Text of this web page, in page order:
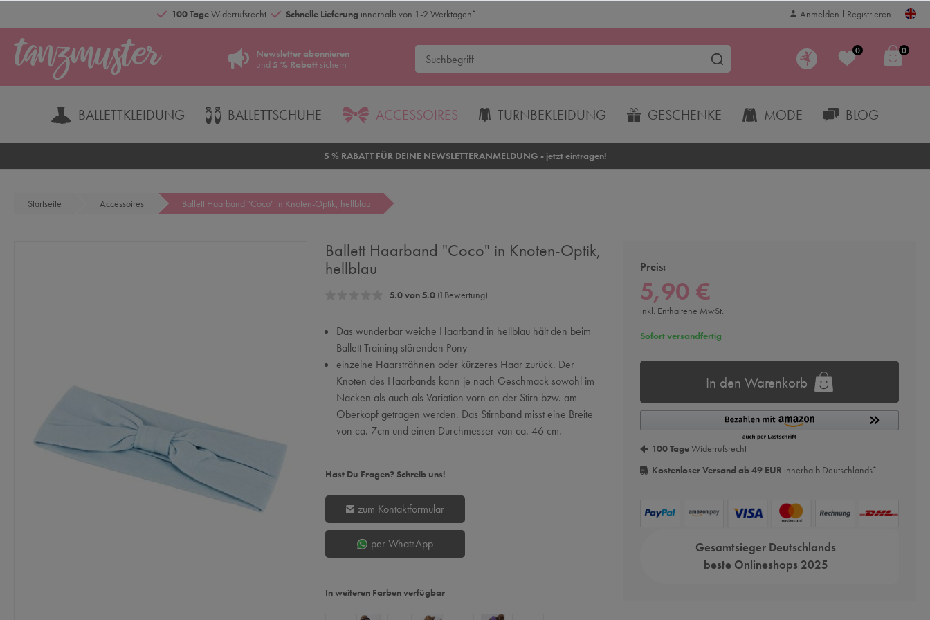
100 TageWiderrufsrecht Schnelle Lieferung innerhalb von 1-2 Werktagen* Anmelden Registrieren
0 0
Newsletter abonnieren
und 5 % Rabattsichern
BALLETTKLEIDUNG BALLETTSCHUHE ACCESSOIRES TURNBEKLEIDUNG GESCHENKE MODE BLOG
5 % RABATT FÜR DEINE NEWSLETTERANMELDUNG - jetzt eintragen!
Startseite Accessoires Ballett Haarband "Coco" in Knoten-Optik, hellblau
Ballett Haarband "Coco" in Knoten-Optik,
hellblau
5.0 von 5.0(1 Bewertung)
Das wunderbar weiche Haarband in hellblau hält den beim
Ballett Training störenden Pony
einzelne Haarsträhnen oder kürzeres Haar zurück. Der
Knoten des Haarbands kann je nach Geschmack sowohl im
Nacken als auch als Variation vorn an der Stirn bzw. am
Oberkopf getragen werden. Das Stirnband misst eine Breite
von ca. 7cm und einen Durchmesser von ca. 46 cm.
Hast Du Fragen? Schreib uns!
zum Kontaktformular
per WhatsApp
In weiteren Farben verfügbar
Preis:
5,90 €
inkl. Enthaltene MwSt.
Sofort versandfertig
In den Warenkorb
100 TageWiderrufsrecht
Kostenloser Versand ab 49 EUR innerhalb Deutschlands*
Gesamtsieger Deutschlands
beste Onlineshops 2025